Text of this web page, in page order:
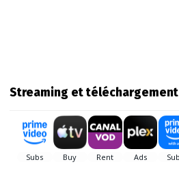
Streaming et téléchargement